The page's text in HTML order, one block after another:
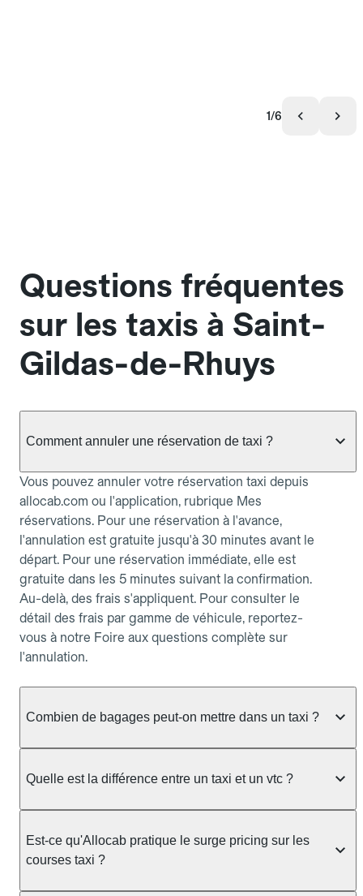
1/6
Questions fréquentes
sur les taxis à Saint-
Gildas-de-Rhuys
Comment annuler une réservation de taxi ?
Vous pouvez annuler votre réservation taxi depuis
allocab.com ou l'application, rubrique Mes
réservations. Pour une réservation à l'avance,
l'annulation est gratuite jusqu'à 30 minutes avant le
départ. Pour une réservation immédiate, elle est
gratuite dans les 5 minutes suivant la confirmation.
Au-delà, des frais s'appliquent. Pour consulter le
détail des frais par gamme de véhicule, reportez-
vous à notre Foire aux questions complète sur
l'annulation.
Combien de bagages peut-on mettre dans un taxi ?
taxi berline accueille en général jusqu'à 3 bagages
ou nombreux, précisez-le dans le champ "Message
au chauffeur" lors de la réservation. Le prix n'est
pas impacté par le nombre de bagages.
Quelle est la différence entre un taxi et un vtc ?
prendre en charge directement dans la rue, à une
station ou sur réservation, avec un tarif au
Est-ce qu'Allocab pratique le surge pricing sur les
courses taxi ?